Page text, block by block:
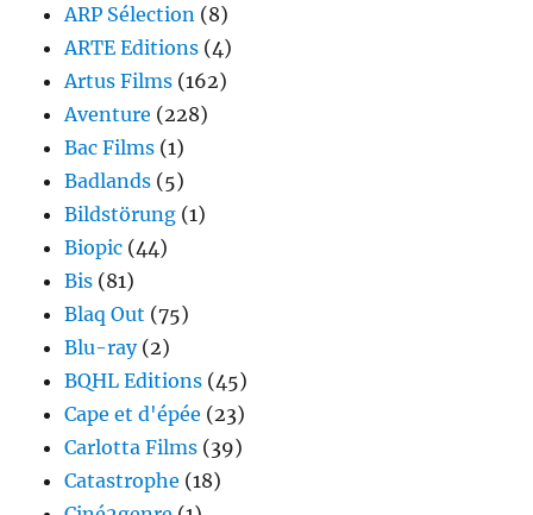
ARP Sélection (8)
ARTE Editions (4)
Artus Films (162)
Aventure (228)
Bac Films (1)
Badlands (5)
Bildstörung (1)
Biopic (44)
Bis (81)
Blaq Out (75)
Blu-ray(2)
BQHL Editions (45)
Cape et d'épée (23)
Carlotta Films (39)
Catastrophe (18)